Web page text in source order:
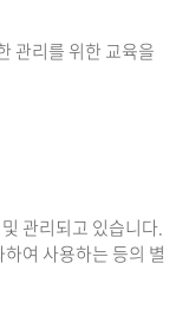
관리를 위한 교육을
관리되고 있습니다.
여 사용하는 등의 별